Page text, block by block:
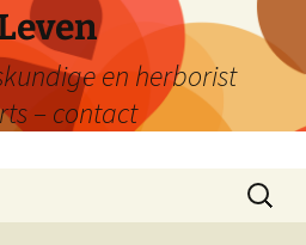
en herborist
– contact
Search
for: